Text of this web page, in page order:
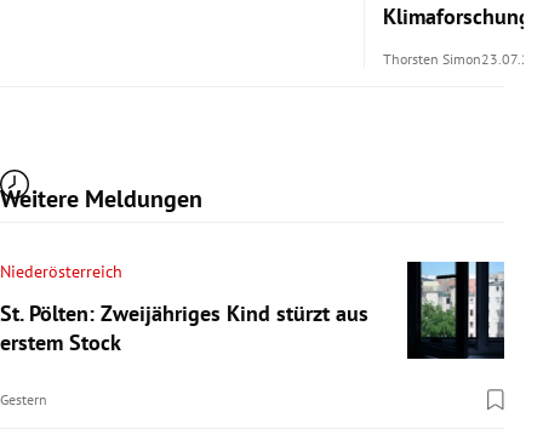
Klimaforschung
Thorsten Simon
Weitere Meldungen
Niederösterreich
St. Pölten: Zweijähriges Kind stürzt aus
erstem Stock
Gestern